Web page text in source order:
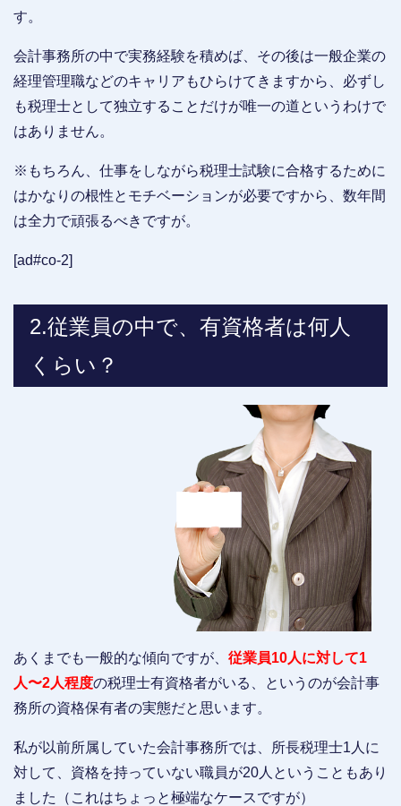
す。
会計事務所の中で実務経験を積めば、その後は一般企業の
経理管理職などのキャリアもひらけてきますから、必ずし
も税理士として独立することだけが唯一の道というわけで
はありません。
※もちろん、仕事をしながら税理士試験に合格するために
はかなりの根性とモチベーションが必要ですから、数年間
は全力で頑張るべきですが。
[ad#co-2]
2.従業員の中で、有資格者は何人
くらい？
あくまでも一般的な傾向ですが、 従業員10人に対して1
人〜2人程度の税理士有資格者がいる、というのが会計事
務所の資格保有者の実態だと思います。
私が以前所属していた会計事務所では、所長税理士1人に
対して、資格を持っていない職員が20人ということもあり
ました（これはちょっと極端なケースですが）